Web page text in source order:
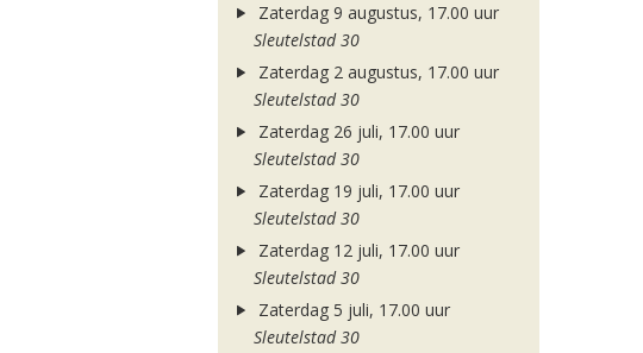
Zaterdag 9 augustus, 17.00 uur
Sleutelstad 30
Zaterdag 2 augustus, 17.00 uur
Sleutelstad 30
Zaterdag 26 juli, 17.00 uur
Sleutelstad 30
Zaterdag 19 juli, 17.00 uur
Sleutelstad 30
Zaterdag 12 juli, 17.00 uur
Sleutelstad 30
Zaterdag 5 juli, 17.00 uur
Sleutelstad 30